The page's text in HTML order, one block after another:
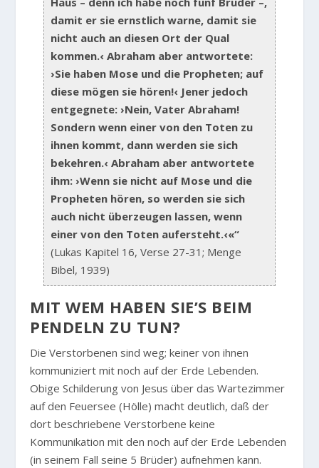
damit er sie ernstlich warne, damit sie
nicht auch an diesen Ort der Qual
kommen.‹ Abraham aber antwortete:
›Sie haben Mose und die Propheten; auf
diese mögen sie hören!‹ Jener jedoch
entgegnete: ›Nein, Vater Abraham!
Sondern wenn einer von den Toten zu
ihnen kommt, dann werden sie sich
bekehren.‹ Abraham aber antwortete
ihm: ›Wenn sie nicht auf Mose und die
Propheten hören, so werden sie sich
auch nicht überzeugen lassen, wenn
einer von den Toten aufersteht.‹«“
(Lukas Kapitel 16, Verse 27-31; Menge
Bibel, 1939)
MIT WEM HABEN SIE’S BEIM
PENDELN ZU TUN?
Die Verstorbenen sind weg; keiner von ihnen
kommuniziert mit noch auf der Erde Lebenden.
Obige Schilderung von Jesus über das Wartezimmer
auf den Feuersee (Hölle) macht deutlich, daß der
dort beschriebene Verstorbene keine
Kommunikation mit den noch auf der Erde Lebenden
(in seinem Fall seine 5 Brüder) aufnehmen kann.